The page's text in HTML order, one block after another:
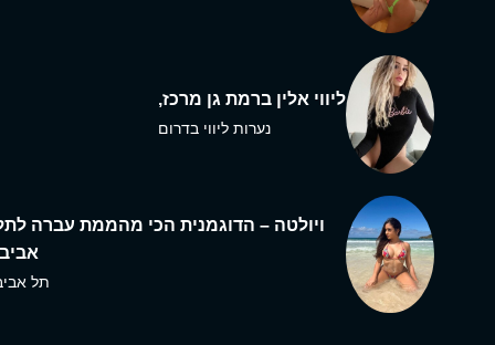
ליווי אלין ברמת גן מרכז,
נערות ליווי בדרום
ויולטה – הדוגמנית הכי מהממת עברה
תל